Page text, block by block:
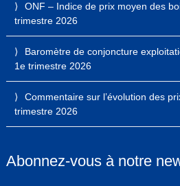
ONF – Indice de prix moyen des
trimestre 2026
Baromètre de conjoncture
1e trimestre 2026
Commentaire sur l’évolution des
trimestre 2026
Abonnez-vous à notre